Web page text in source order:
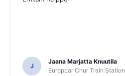
J
Jaana Marjatta Knuutila
Europcar Chur Train Station